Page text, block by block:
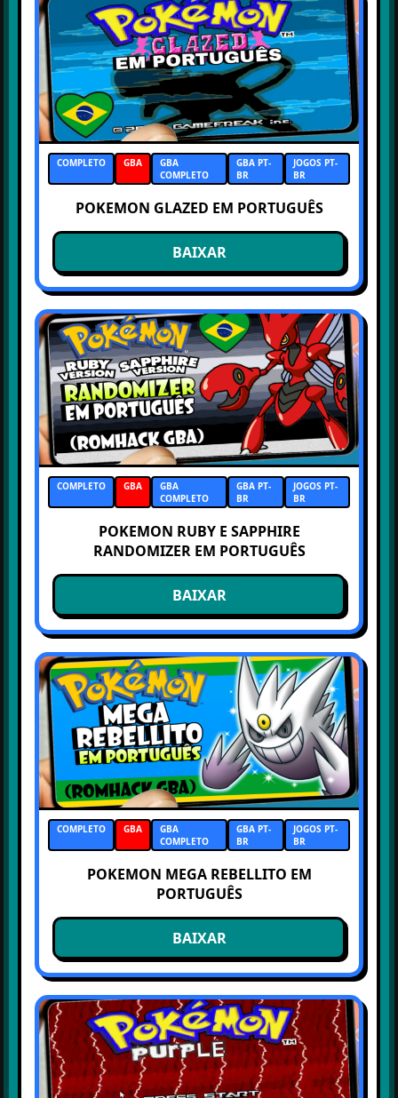
COMPLETO GBA
GBA
COMPLETO
GBA PT-
BR
JOGOS PT-
BR
POKEMON GLAZED EM PORTUGUÊS
BAIXAR
COMPLETO GBA
GBA
COMPLETO
GBA PT-
BR
JOGOS PT-
BR
POKEMON RUBY E SAPPHIRE
RANDOMIZER EM PORTUGUÊS
BAIXAR
COMPLETO GBA
GBA
COMPLETO
GBA PT-
BR
JOGOS PT-
BR
POKEMON MEGA REBELLITO EM
PORTUGUÊS
BAIXAR